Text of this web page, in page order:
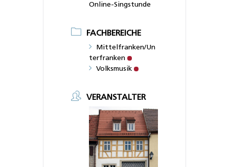
Online-Singstunde
FACHBEREICHE
Mittelfranken/Un
terfranken
Volksmusik
VERANSTALTER